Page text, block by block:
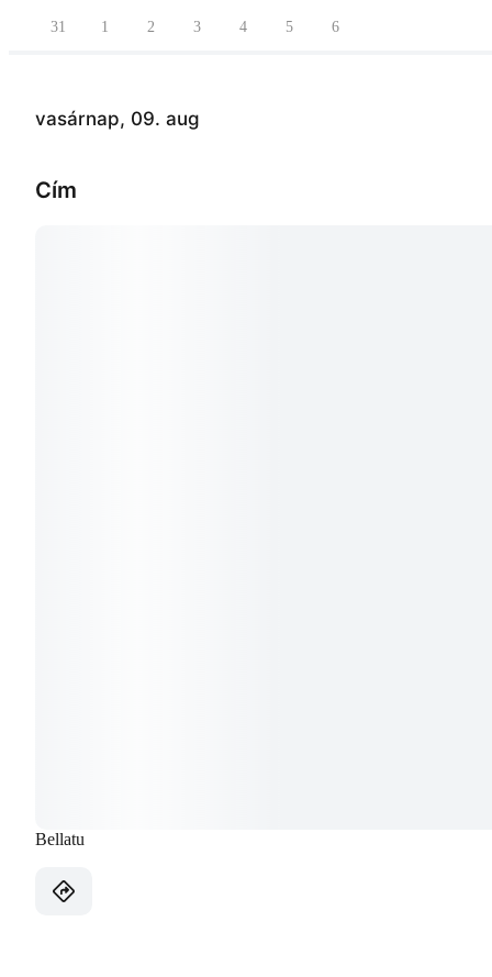
vasárnap, 09. aug
Cím
Bellatu
31 1 2 3 4 5 6